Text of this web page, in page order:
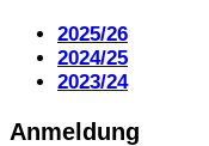
2025/26
2024/25
2023/24
Anmeldung